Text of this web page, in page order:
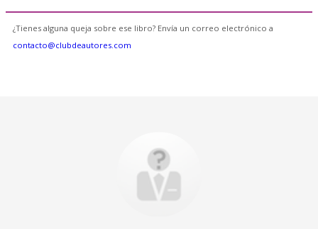
¿Tienes alguna queja sobre ese libro? Envía un correo electrónico a
contacto@clubdeautores.com